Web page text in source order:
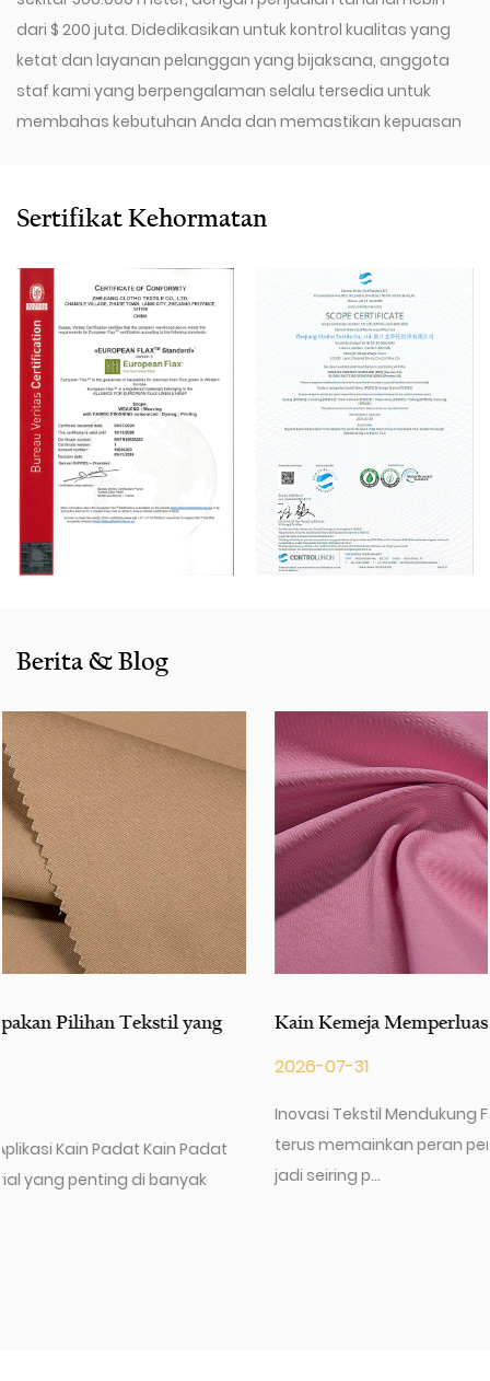
dari $ 200 juta. Didedikasikan untuk kontrol kualitas yang
ketat dan layanan pelanggan yang bijaksana, anggota
staf kami yang berpengalaman selalu tersedia untuk
membahas kebutuhan Anda dan memastikan kepuasan
serangkaian peralatan canggih, termasuk 600 alat tenun
Omniplusumum Air-Jet, dan 100 alat tenun picanol rapier.
Kami juga memiliki mesin gambar Swiss Staubli Delta110,
mesin Winder Otomatis Italia Savio, mesin ukuran Karl
Mayer Jerman, mesin warping berkecepatan tinggi Swiss
Benninger, sistem EVS, dan kompresor udara Sullair
Amerika.
Dengan pengalaman penjualan yang kaya dan layanan
yang baik, produk kami menjual dengan baik di semua
kota dan provinsi di sekitar Cina, dan juga diekspor ke klien
di negara -negara dan daerah seperti AS, Indonesia,
Bangladesh, Kolombia, Mesir, Maroko dll. Kami juga bekerja
dari katalog kami atau mencari bantuan teknik untuk
dengan pusat layanan pelanggan kami tentang
persyaratan sumber Anda.
Sertifikat Kehormatan
Berita & Blog
Kain Kemeja Memperluas Pilihan Bahan Fashion
Inovasi Tekstil Mendukung Fashion Sehari-hari Kain Baju
terus memainkan peran penting dalam industri pakaian
jadi seiring p...